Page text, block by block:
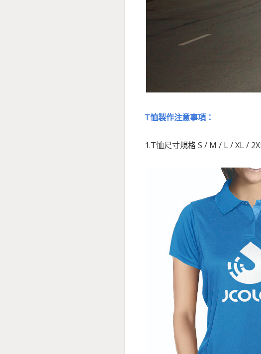
T恤製作注意事項：
1.T恤尺寸規格 S / M / L / XL /